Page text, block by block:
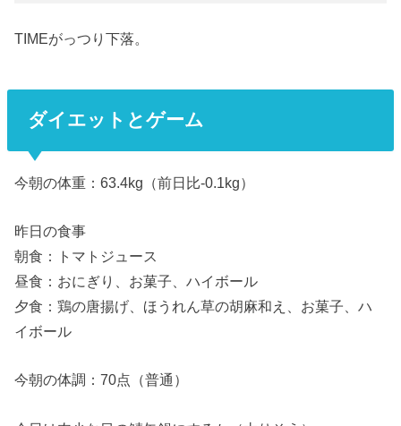
TIMEがっつり下落。
ダイエットとゲーム
今朝の体重：63.4kg（前日比-0.1kg）
昨日の食事
朝食：トマトジュース
昼食：おにぎり、お菓子、ハイボール
夕食：鶏の唐揚げ、ほうれん草の胡麻和え、お菓子、ハ
イボール
今朝の体調：70点（普通）